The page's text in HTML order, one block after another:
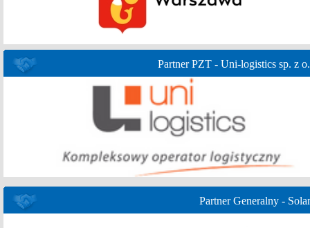
Partner PZT - Uni-logistics sp. z
Partner Generalny -